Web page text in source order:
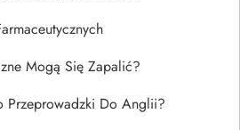
Mogą Się Zapalić?
Przeprowadzki Do Anglii?